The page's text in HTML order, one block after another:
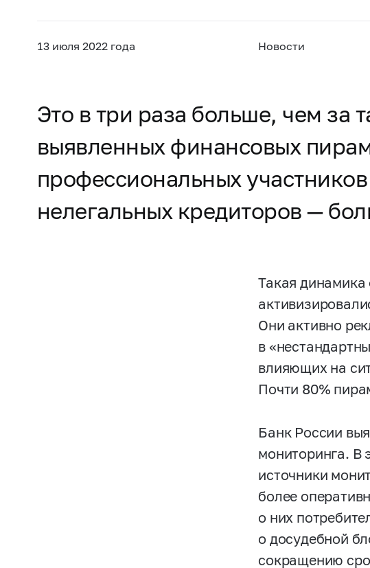
13 июля 2022 года Новости
Это в три раза больше, чем за
выявленных финансовых
профессиональных
нелегальных кредиторов —
Такая
Они активно
в
влияющих на
Почти 80%
Банк России
мониторинга. В
источники
более
о них
о досудебной
сокращению